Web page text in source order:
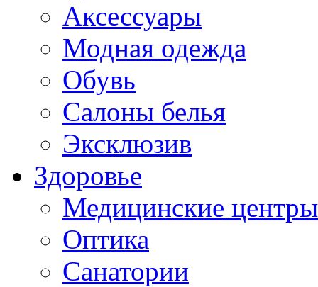
Аксессуары
Модная одежда
Обувь
Салоны белья
Эксклюзив
Здоровье
Медицинские центры
Оптика
Санатории